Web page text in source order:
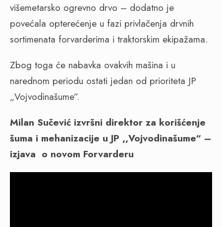
višemetarsko ogrevno drvo – dodatno je
povećala opterećenje u fazi privlačenja drvnih
sortimenata forvarderima i traktorskim ekipažama.
Zbog toga će nabavka ovakvih mašina i u
narednom periodu ostati jedan od prioriteta JP
„Vojvodinašume”.
Milan Sučević izvršni direktor za korišćenje
šuma i mehanizacije u JP ,,Vojvodinašume“ –
izjava o novom Forvarderu